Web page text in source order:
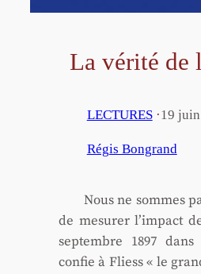
La vérité de
LECTURES·19
Régis Bongrand
Nous ne sommes
de mesu­rer l’impact
sep­tembre 1897
confie à Fliess « le